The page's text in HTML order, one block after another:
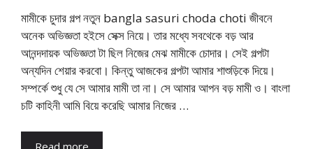
মামীকে চুদার গল্প নতুন bangla sasuri choda choti জীবনে
অনেক অভিজ্ঞতা হইসে সেক্স নিয়ে। তার মধ্যে সবথেকে বড় আর
আনন্দদায়ক অভিজ্ঞতা টা ছিল নিজের মেঝ মামীকে চোদার। সেই গল্পটা
অন্যদিন শেয়ার করবো। কিন্তু আজকের গল্পটা আমার শাশুড়িকে দিয়ে।
সম্পর্কে শুধু যে সে আমার মামী তা না। সে আমার আপন বড় মামী ও। বাংলা
চটি কাহিনী আমি বিয়ে করেছি আমার নিজের …